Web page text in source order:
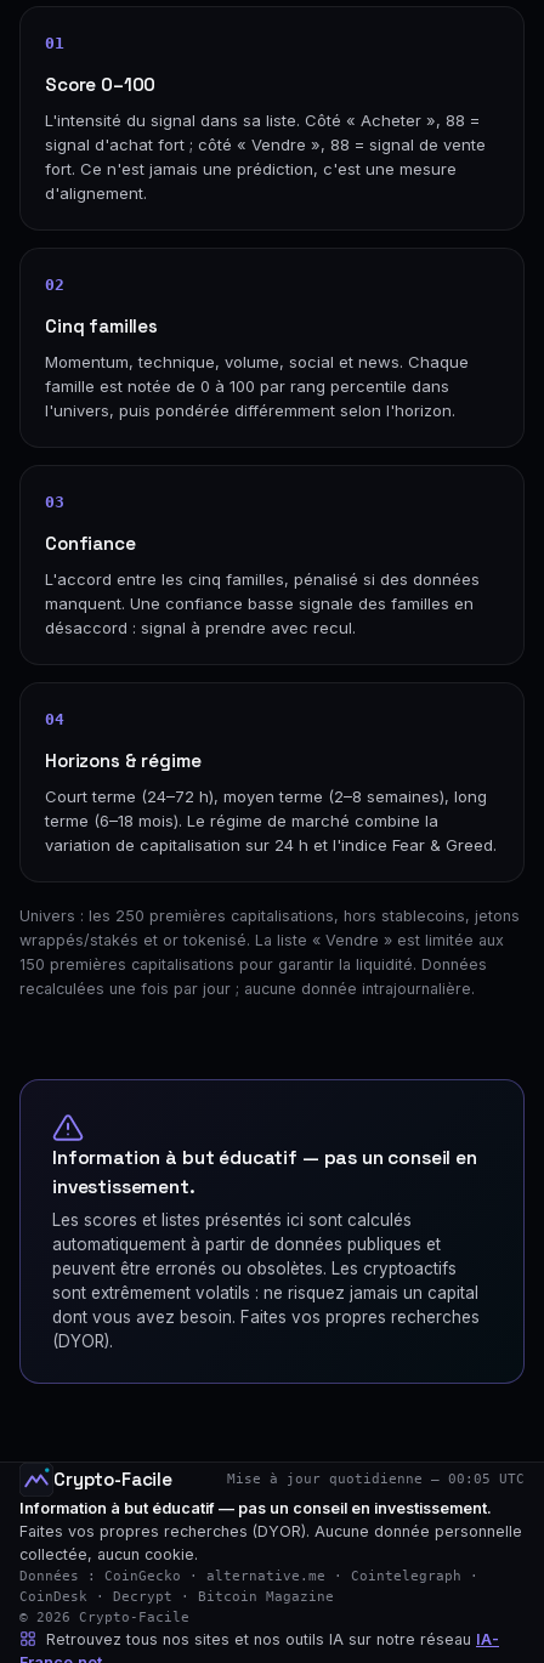
01
Score 0–100
L'intensité du signal dans sa liste. Côté « Acheter », 88 =
signal d'achat fort ; côté « Vendre », 88 = signal de vente
fort. Ce n'est jamais une prédiction, c'est une mesure
d'alignement.
02
Cinq familles
Momentum, technique, volume, social et news. Chaque
famille est notée de 0 à 100 par rang percentile dans
l'univers, puis pondérée différemment selon l'horizon.
03
Confiance
L'accord entre les cinq familles, pénalisé si des données
manquent. Une confiance basse signale des familles en
désaccord : signal à prendre avec recul.
04
Horizons & régime
Court terme (24–72 h), moyen terme (2–8 semaines), long
terme (6–18 mois). Le régime de marché combine la
variation de capitalisation sur 24 h et l'indice Fear & Greed.
Univers : les 250 premières capitalisations, hors stablecoins, jetons
wrappés/stakés et or tokenisé. La liste « Vendre » est limitée aux
150 premières capitalisations pour garantir la liquidité. Données
recalculées une fois par jour ; aucune donnée intrajournalière.
Information à but éducatif — pas un conseil en
investissement.
Les scores et listes présentés ici sont calculés
automatiquement à partir de données publiques et
peuvent être erronés ou obsolètes. Les cryptoactifs
sont extrêmement volatils : ne risquez jamais un capital
dont vous avez besoin. Faites vos propres recherches
(DYOR).
Crypto-Facile Mise à jour quotidienne — 00:05 UTC
Information à but éducatif — pas un conseil en investissement.
Faites vos propres recherches (DYOR). Aucune donnée personnelle
collectée, aucun cookie.
Données : CoinGecko · alternative.me · Cointelegraph ·
CoinDesk · Decrypt · Bitcoin Magazine
© 2026 Crypto-Facile
Retrouvez tous nos sites et nos outils IA sur notre réseau IA-